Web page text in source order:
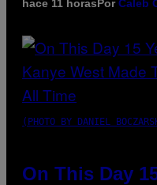
hace 11 horas PorCaleb
(PHOTO BY DANIEL
On This Day